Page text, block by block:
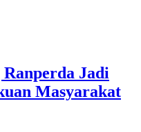
Jadi
Masyarakat